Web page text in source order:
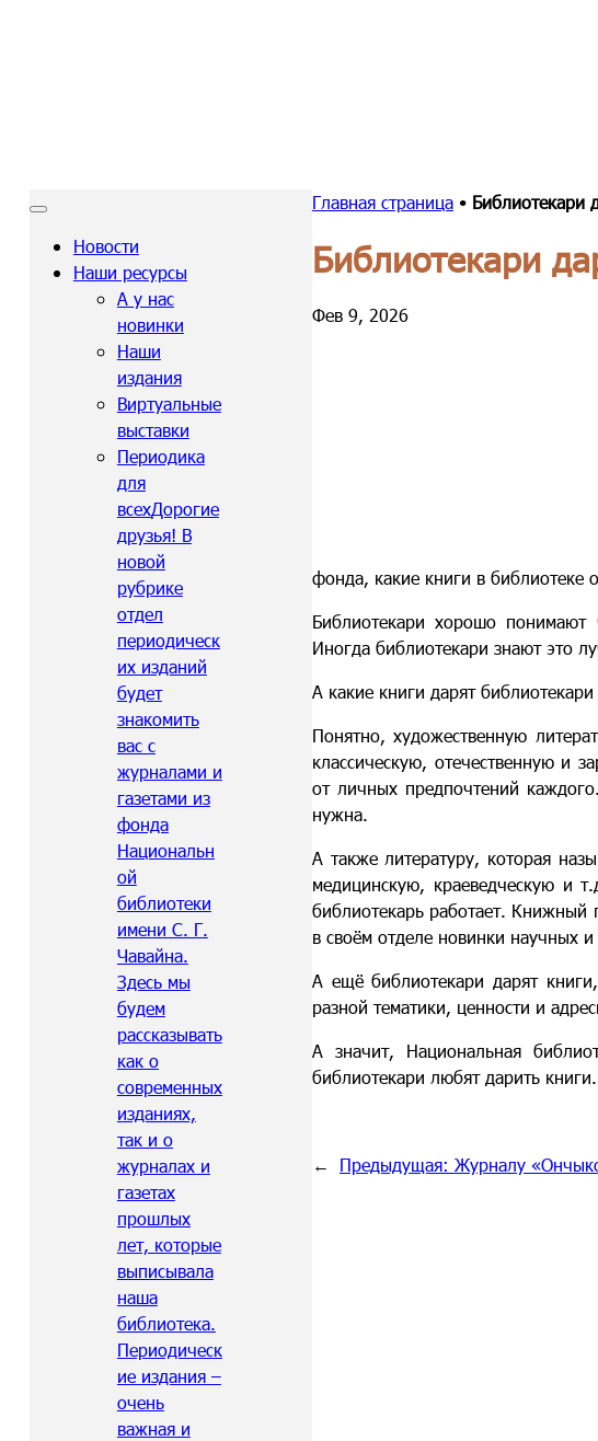
Новости
Наши ресурсы
А у нас
новинки
Наши
издания
Виртуальные
выставки
Периодика
для
всехДорогие
друзья! В
новой
рубрике
отдел
периодическ
их изданий
будет
знакомить
вас с
журналами и
газетами из
фонда
Национальн
ой
библиотеки
имени С. Г.
Чавайна.
Здесь мы
будем
рассказывать
как о
современных
изданиях,
так и о
журналах и
газетах
прошлых
лет, которые
выписывала
наша
библиотека.
Периодическ
ие издания –
очень
важная и
Главная страница• Библиотекари
Библиотекари
Фев 9, 2026
фонда, какие книги в библиотеке
Библиотекари хорошо понимают
Иногда библиотекари знают это
А какие книги дарят
Понятно, художественную
классическую, отечественную и
от личных предпочтений
нужна.
А также литературу, которая
медицинскую, краеведческую и
библиотекарь работает. Книжный
в своём отделе новинки научных
А ещё библиотекари дарят
разной тематики, ценности и
А значит, Национальная
библиотекари любят дарить
← Предыдущая: Журналу